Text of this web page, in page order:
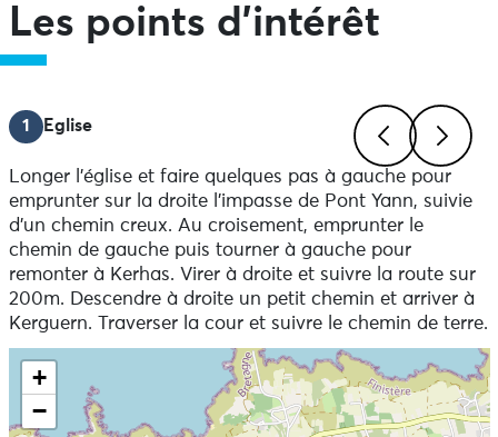
- Anse du Loc'h
- Village de Toramur
- Chapelle Saint-André à Landrer
Itinéraire du TopoGuide® "L'ouest Cornouaille à pied"
de la Fédération Française de la randonnée pédestre.
Les points d'intérêt
PreviousNext
1 Eglise
Longer l'église et faire quelques pas à gauche pour
emprunter sur la droite l'impasse de Pont Yann, suivie
d'un chemin creux. Au croisement, emprunter le
chemin de gauche puis tourner à gauche pour
remonter à Kerhas. Virer à droite et suivre la route sur
200m. Descendre à droite un petit chemin et arriver à
Kerguern. Traverser la cour et suivre le chemin de terre.
Ne pas consulter la carte et aller directement aux
informations
+
−